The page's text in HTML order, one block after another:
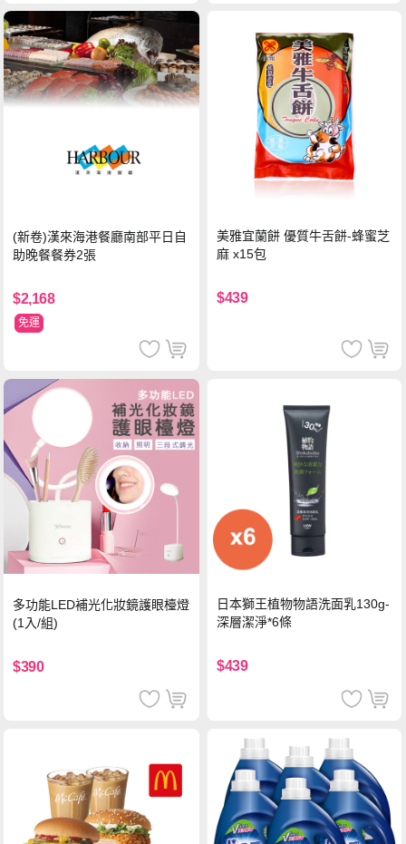
(新卷)漢來海港餐廳南部平日自
助晚餐餐券2張
$2,168
免運
美雅宜蘭餅 優質牛舌餅-蜂蜜芝
麻 x15包
$439
多功能LED補光化妝鏡護眼檯燈
(1入/組)
$390
日本獅王植物物語洗面乳130g-
深層潔淨*6條
$439